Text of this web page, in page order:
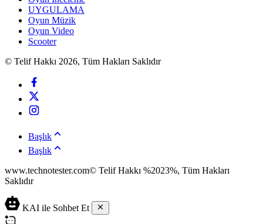
UYGULAMA
Oyun Müzik
Oyun Video
Scooter
© Telif Hakkı 2026, Tüm Hakları Saklıdır
Başlık
Başlık
www.technotester.com© Telif Hakkı %2023%, Tüm Hakları
Saklıdır
en
iyi
casino
KAI ile Sohbet Et